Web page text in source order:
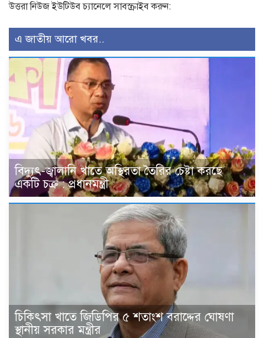
উত্তরা নিউজ ইউটিউব চ্যানেলে সাবস্ক্রাইব করুন:
এ জাতীয় আরো খবর..
বিদ্যুৎ-জ্বালানি খাতে অস্থিরতা তৈরির চেষ্টা করছে
একটি চক্র : প্রধানমন্ত্রী
চিকিৎসা খাতে জিডিপির ৫ শতাংশ বরাদ্দের ঘোষণা
স্থানীয় সরকার মন্ত্রীর